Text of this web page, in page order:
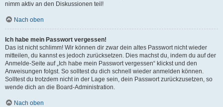
nimm aktiv an den Diskussionen teil!
Nach oben
Ich habe mein Passwort vergessen!
Das ist nicht schlimm! Wir können dir zwar dein altes Passwort nicht wieder
mitteilen, du kannst es jedoch zurücksetzen. Dies machst du, indem du auf der
Anmelde-Seite auf „Ich habe mein Passwort vergessen“ klickst und den
Anweisungen folgst. So solltest du dich schnell wieder anmelden können.
Solltest du trotzdem nicht in der Lage sein, dein Passwort zurückzusetzen, so
wende dich an die Board-Administration.
Nach oben